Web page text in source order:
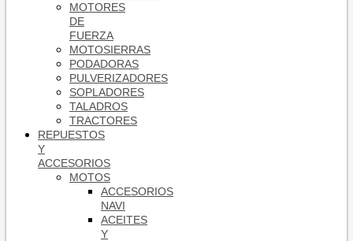
MOTORES
DE
FUERZA
MOTOSIERRAS
PODADORAS
PULVERIZADORES
SOPLADORES
TALADROS
TRACTORES
REPUESTOS
Y
ACCESORIOS
MOTOS
ACCESORIOS
NAVI
ACEITES
Y